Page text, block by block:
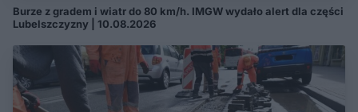
Burze z gradem i wiatr do 80 km/h. IMGW wydało alert dla części
Lubelszczyzny | 10.08.2026